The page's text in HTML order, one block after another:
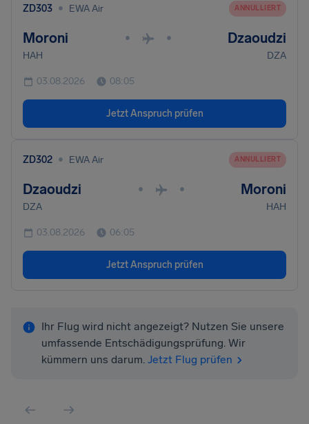
ZD303 • EWA Air ANNULLIERT
Moroni • • Dzaoudzi
HAH DZA
03.08.2026 08:05
Jetzt Anspruch prüfen
ZD302 • EWA Air ANNULLIERT
Dzaoudzi • • Moroni
DZA HAH
03.08.2026 06:05
Jetzt Anspruch prüfen
Ihr Flug wird nicht angezeigt? Nutzen Sie unsere
umfassende Entschädigungsprüfung. Wir
kümmern uns darum. Jetzt Flug prüfen